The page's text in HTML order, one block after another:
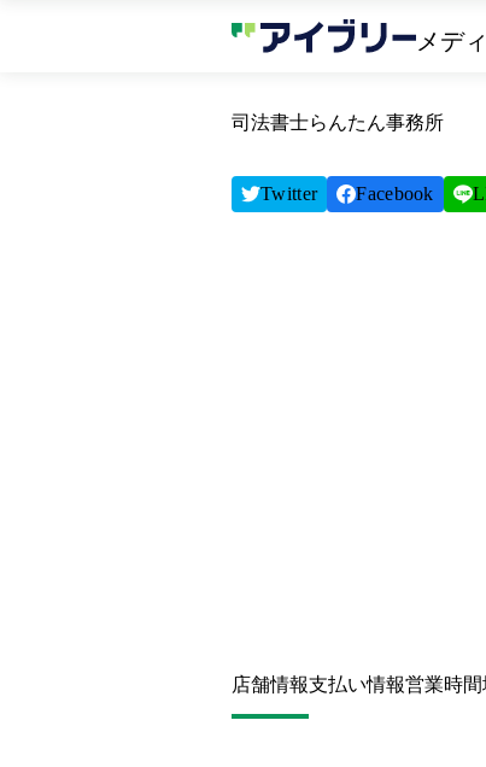
メデ
司法書士らんたん事務所
Twitter Facebook
店舗情報支払い情報営業時間